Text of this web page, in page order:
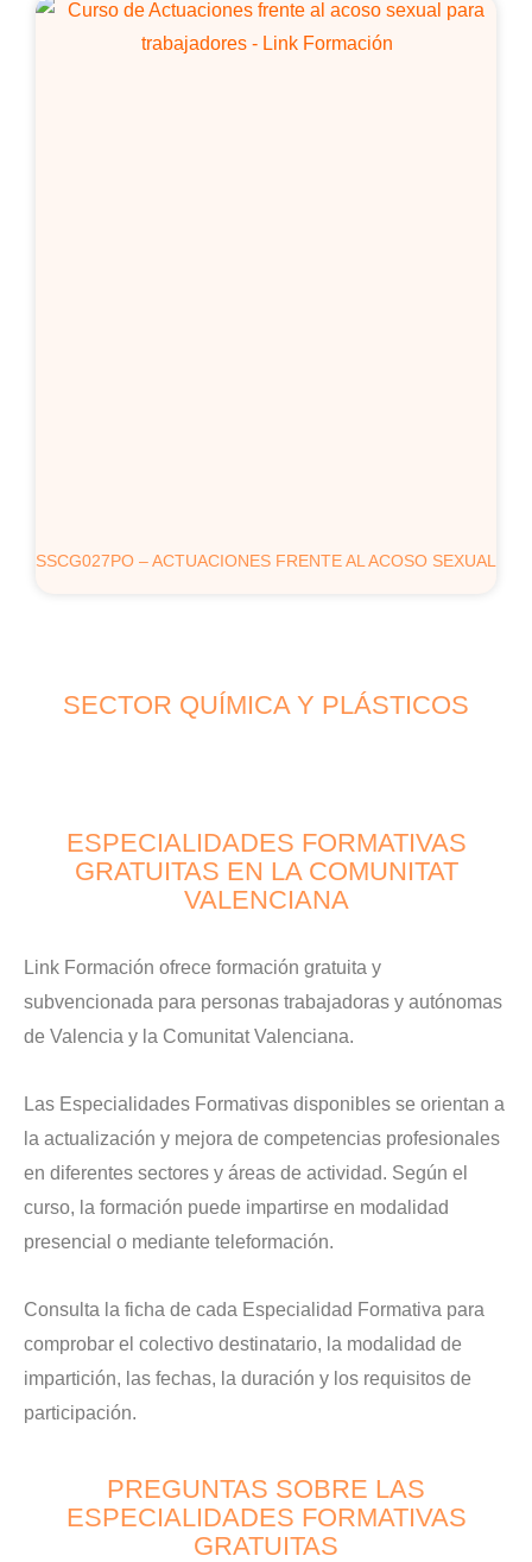
SSCG027PO – ACTUACIONES FRENTE AL ACOSO SEXUAL
SECTOR QUÍMICA Y PLÁSTICOS
ESPECIALIDADES FORMATIVAS
GRATUITAS EN LA COMUNITAT
VALENCIANA
Link Formación ofrece formación gratuita y
subvencionada para personas trabajadoras y autónomas
de Valencia y la Comunitat Valenciana.
Las Especialidades Formativas disponibles se orientan a
la actualización y mejora de competencias profesionales
en diferentes sectores y áreas de actividad. Según el
curso, la formación puede impartirse en modalidad
presencial o mediante teleformación.
Consulta la ficha de cada Especialidad Formativa para
comprobar el colectivo destinatario, la modalidad de
impartición, las fechas, la duración y los requisitos de
participación.
PREGUNTAS SOBRE LAS
ESPECIALIDADES FORMATIVAS
GRATUITAS